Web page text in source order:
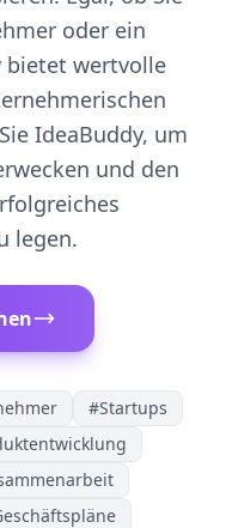
oder ein
bietet wertvolle
IdeaBuddy, um
und den
legen.
#Startups